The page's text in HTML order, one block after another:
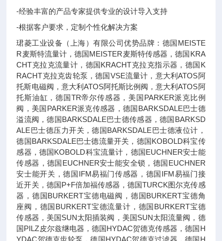
-经验丰富的产品专家提供专业的设计导入支持
-根据客户要求，定制个性化解决方案
珺菱工业设备（上海）有限公司优势品牌：德国MEISTE
R麦斯特流量计，德国MEISTER麦斯特传感器，德国KRA
CHT克拉克流量计，德国KRACHT克拉克指示器，德国K
RACHT克拉克齿轮泵，德国VSE流量计，意大利ATOS阿
托斯电磁阀，意大利ATOS阿托斯比例阀，意大利ATOS阿
托斯油缸，德国TR帝尔传感器，美国PARKER派克比例
阀，美国PARKER派克传感器，德国BARKSDALE巴士德
溢流阀，德国BARKSDALE巴士德传感器，德国BARKSD
ALE巴士德压力开关，德国BARKSDALE巴士德液位计，
德国BARKSDALE巴士德流量开关，德国KOBOLD科宝传
感器，德国KOBOLD科宝流量计，德国EUCHNER安士能
传感器，德国EUCHNER安士能安全锁，德国EUCHNER
安士能开关，德国IFM易福门传感器，德国IFM易福门接
近开关，德国P+F倍加福传感器，德国TURCK图尔克传感
器，德国BURKERT宝德电磁阀，德国BURKERT宝德角
座阀，德国BURKERT宝德流量计，德国BURKERT宝德
传感器，美国SUN太阳插装阀，美国SUN太阳流量阀，德
国PILZ皮尔兹继电器，德国HYDAC贺德克传感器，德国H
YDAC贺德克齿轮泵，德国HYDAC贺德克过滤器，德国H